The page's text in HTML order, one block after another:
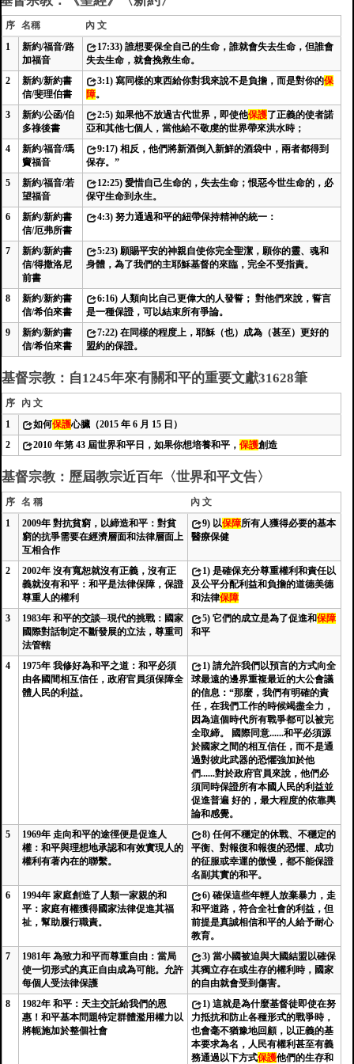
序 名稱
內 文
1
新約/福音/路
加福音
17:33) 誰想要保全自己的生命，誰就會失去生命，但誰會
失去生命，就會挽救生命。
2
新約/新約書
信/斐理伯書
3:1) 寫同樣的東西給你對我來說不是負擔，而是對你的保
障。
3
新約/公函/伯
多祿後書
2:5) 如果他不放過古代世界，即使他保護了正義的使者諾
亞和其他七個人，當他給不敬虔的世界帶來洪水時；
4
新約/福音/瑪
竇福音
9:17) 相反，他們將新酒倒入新鮮的酒袋中，兩者都得到
保存。”
5
新約/福音/若
望福音
12:25) 愛惜自己生命的，失去生命；恨惡今世生命的，必
保守生命到永生。
6
新約/新約書
信/厄弗所書
4:3) 努力通過和平的紐帶保持精神的統一：
7
新約/新約書
信/得撒洛尼
前書
5:23) 願賜平安的神親自使你完全聖潔，願你的靈、魂和
身體，為了我們的主耶穌基督的來臨，完全不受指責。
8
新約/新約書
信/希伯來書
6:16) 人類向比自己更偉大的人發誓； 對他們來說，誓言
是一種保證，可以結束所有爭論。
9
新約/新約書
信/希伯來書
7:22) 在同樣的程度上，耶穌（也）成為（甚至）更好的
盟約的保證。
基督宗教：自1245年來有關和平的重要文獻31628筆
序
內 文
1
如何保護心臟（2015 年 6 月 15 日）
2
2010 年第 43 屆世界和平日，如果你想培養和平， 保護創造
基督宗教：歷屆教宗近百年〈世界和平文告〉
序 名 稱
內 文
1
2009年 對抗貧窮，以締造和平：對貧
窮的抗爭需要在經濟層面和法律層面上
互相合作
9) 以保障所有人獲得必要的基本
醫療保健
2
2002年 沒有寬恕就沒有正義，沒有正
義就沒有和平：和平是法律保障，保證
尊重人的權利
1) 是確保充分尊重權利和責任以
及公平分配利益和負擔的道德美德
和法律保障
3
1983年 和平的交談─現代的挑戰：國家
國際對話制定不斷發展的立法，尊重司
法管轄
5) 它們的成立是為了促進和保障
和平
4
1975年 我修好為和平之道：和平必須
由各國間相互信任，政府官員須保障全
體人民的利益。
1) 請允許我們以預言的方式向全
球最遠的邊界重複最近的大公會議
的信息：“那麼，我們有明確的責
任，在我們工作的時候竭盡全力，
因為這個時代所有戰爭都可以被完
全取締。 國際同意......和平必須源
於國家之間的相互信任，而不是通
過對彼此武器的恐懼強加於他
們......對於政府官員來說，他們必
須同時保證所有本國人民的利益並
促進普遍 好的，最大程度的依靠輿
論和感覺。
5
1969年 走向和平的途徑便是促進人
權：和平與理想地承認和有效實現人的
權利有著內在的聯繫。
8) 任何不穩定的休戰、不穩定的
平衡、對報復和報復的恐懼、成功
的征服或幸運的傲慢，都不能保證
名副其實的和平。
6
1994年 家庭創造了人類一家親的和
平：家庭有權獲得國家法律促進其福
祉，幫助履行職責。
6) 確保這些年輕人放棄暴力，走
和平道路，符合全社會的利益，但
前提是真誠相信和平的人給予耐心
教育。
7
1981年 為致力和平而尊重自由：當局
使一切形式的真正自由成為可能。允許
每個人受法律保護
3) 當小國被迫與大國結盟以確保
其獨立存在或生存的權利時，國家
的自由就會受到傷害。
8
1982年 和平：天主交託給我們的恩
惠！和平基本問題特定群體濫用權力以
將軛施加於整個社會
1) 這就是為什麼基督徒即使在努
力抵抗和防止各種形式的戰爭時，
也會毫不猶豫地回顧，以正義的基
本要求為名，人民有權利甚至有義
務通過以下方式保護他們的生存和